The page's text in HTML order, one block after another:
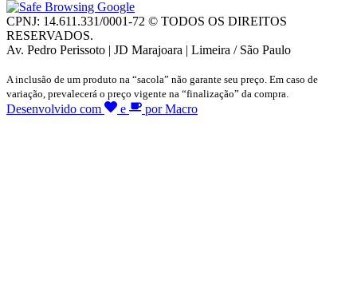
CPNJ: 14.611.331/0001-72 © TODOS OS DIREITOS
RESERVADOS.
Av. Pedro Perissoto | JD Marajoara | Limeira / São Paulo
A inclusão de um produto na “sacola” não garante seu preço. Em caso de
variação, prevalecerá o preço vigente na “finalização” da compra.
Desenvolvido com e por Macro